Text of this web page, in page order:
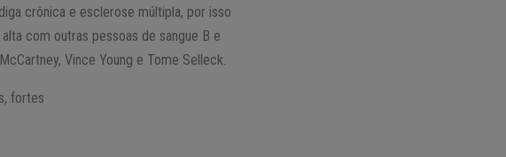
crônica e esclerose múltipla, por isso
com outras pessoas de sangue B e
Vince Young e Tome Selleck.
fortes